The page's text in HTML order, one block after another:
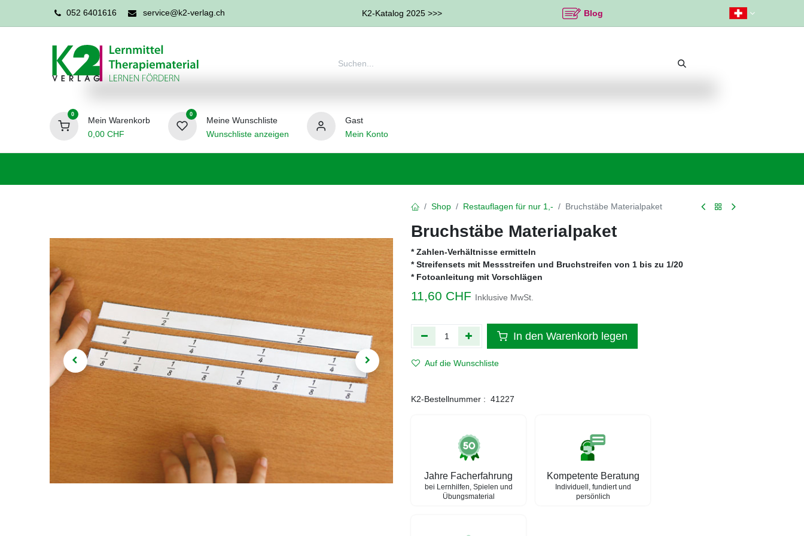
052 6401616 service@k2-verlag.ch K2-Katalog 2025 >>> Blog
0
Mein Warenkorb
0,00CHF
0
Meine Wunschliste
Wunschliste anzeigen
Gast
Mein Konto
Shop Restauflagen für nur 1,- Bruchstäbe Materialpaket
Bruchstäbe Materialpaket
* Zahlen-Verhältnisse ermitteln
* Streifensets mit Messstreifen und Bruchstreifen von 1 bis zu 1/20
* Fotoanleitung mit Vorschlägen
11,60 CHF Inklusive MwSt.
In den Warenkorb legen
Auf die Wunschliste
K2-Bestellnummer : 41227
Jahre Facherfahrung
bei Lernhilfen, Spielen und
Übungsmaterial
Kompetente Beratung
Individuell, fundiert und
persönlich